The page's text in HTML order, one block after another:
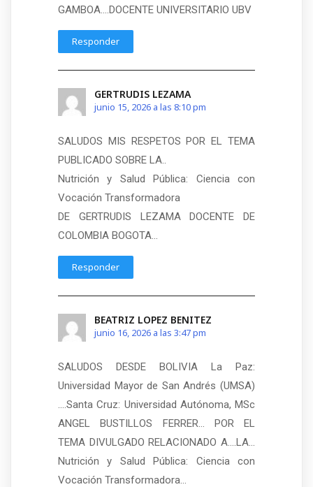
GAMBOA….DOCENTE UNIVERSITARIO UBV
Responder
GERTRUDIS LEZAMA
junio 15, 2026 a las 8:10 pm
SALUDOS MIS RESPETOS POR EL TEMA
PUBLICADO SOBRE LA..
Nutrición y Salud Pública: Ciencia con
Vocación Transformadora
DE GERTRUDIS LEZAMA DOCENTE DE
COLOMBIA BOGOTA…
Responder
BEATRIZ LOPEZ BENITEZ
junio 16, 2026 a las 3:47 pm
SALUDOS DESDE BOLIVIA La Paz:
Universidad Mayor de San Andrés (UMSA)
….Santa Cruz: Universidad Autónoma, MSc
ANGEL BUSTILLOS FERRER… POR EL
TEMA DIVULGADO RELACIONADO A….LA…
Nutrición y Salud Pública: Ciencia con
Vocación Transformadora…